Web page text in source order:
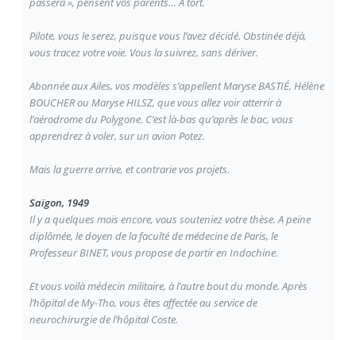
Pilote, vous le serez, puisque vous l’avez décidé. Obstinée déjà,
vous tracez votre voie. Vous la suivrez, sans dériver.
Abonnée aux Ailes, vos modèles s’appellent Maryse BASTIÉ, Hélène
BOUCHER ou Maryse HILSZ, que vous allez voir atterrir à
l’aérodrome du Polygone. C’est là-bas qu’après le bac, vous
apprendrez à voler, sur un avion Potez.
Mais la guerre arrive, et contrarie vos projets.
Saïgon, 1949
Il y a quelques mois encore, vous souteniez votre thèse. A peine
diplômée, le doyen de la faculté de médecine de Paris, le
Professeur BINET, vous propose de partir en Indochine.
Et vous voilà médecin militaire, à l’autre bout du monde. Après
l’hôpital de My-Tho, vous êtes affectée au service de
neurochirurgie de l’hôpital Coste.